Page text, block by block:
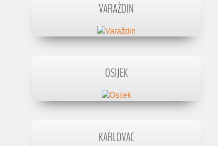
VARAŽDIN
OSIJEK
KARLOVAC